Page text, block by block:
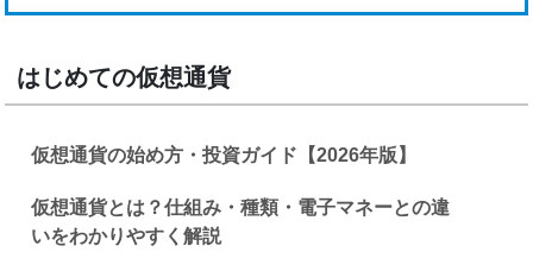
はじめての仮想通貨
仮想通貨の始め方・投資ガイド【2026年版】
仮想通貨とは？仕組み・種類・電子マネーとの違
いをわかりやすく解説